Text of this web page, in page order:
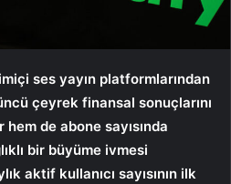
ses yayın platformlarından
çeyrek finansal sonuçlarını
de abone sayısında
bir büyüme ivmesi
aktif kullanıcı sayısının ilk